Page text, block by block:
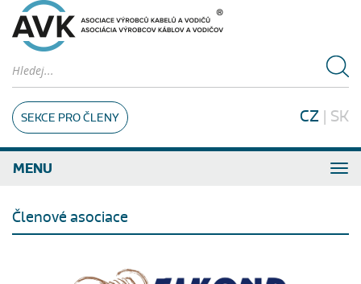
SEKCE PRO ČLENY CZ | SK
MENU
Členové asociace